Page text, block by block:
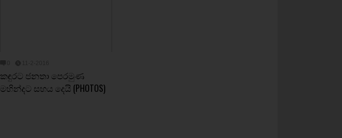
කඳුරට ජනතා පෙරමුණ
මහින්දට සහය දෙයි (PHOTOS)